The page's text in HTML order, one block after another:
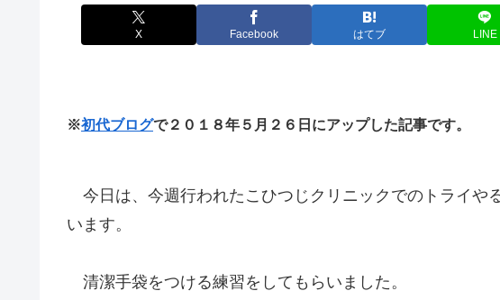
X Facebook はてブ LINE
※初代ブログで２０１８年５月２６日にアップした記事です。
今日は、今週行われたこひつじクリニックでのトライや
います。
清潔手袋をつける練習をしてもらいました。